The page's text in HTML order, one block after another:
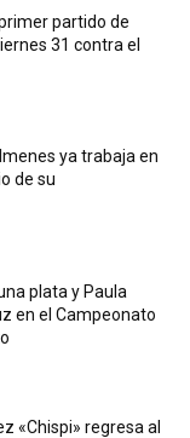
partido de
31 contra el
ya trabaja en
de su
plata y Paula
en el Campeonato
«Chispi» regresa al